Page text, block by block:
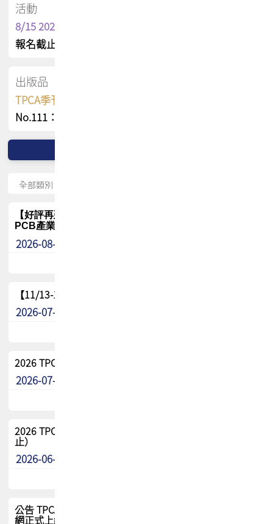
活動
8/15 2026 TPCA健康盃保齡球聯誼賽
報名截止日 : 8/3 活動日期 : 8/15
出版品
TPCA季刊 FREE 線上版
No.111：PCB全球風險布局與韌性
【好評再延長】PCB GPT 全面開放體驗延長到8月!!
PCB產業專屬 AI 知識平台
2026-08-04
【11/13-15】2026 TPCA 百岳登頂_南橫三星
2026-07-22
2026 TPCA中南區會員問卷暨7/31交流餐敘報名
2026-07-08
2026 TPCA健康盃保齡球聯誼賽 熱烈報名中（8/3報名截
止）
2026-06-29
公告 TPCA 台灣電路板協會官網將迎來新面貌，7/1 新官
網正式上線！